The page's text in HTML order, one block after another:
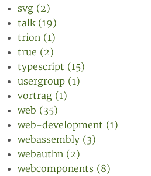
svg (2)
talk (19)
trion (1)
true (2)
typescript (15)
usergroup (1)
vortrag (1)
web (35)
web-development (1)
webassembly (3)
webauthn (2)
webcomponents (8)